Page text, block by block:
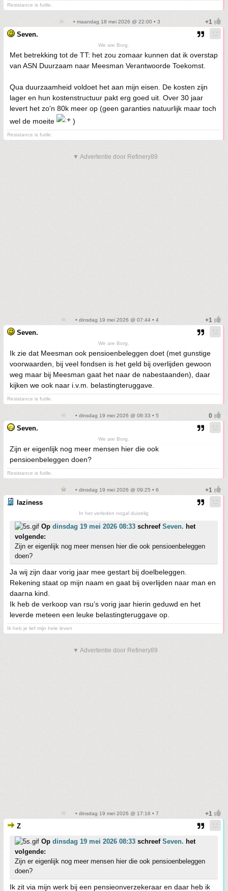
Resistance is futile.
• maandag 18 mei 2026 @ 22:00 • 3
Seven.
We are Borg.
Met betrekking tot de TT: het zou zomaar kunnen dat ik overstap
van ASN Duurzaam naar Meesman Verantwoorde Toekomst.
Qua duurzaamheid voldoet het aan mijn eisen. De kosten zijn
lager en hun kostenstructuur pakt erg goed uit. Over 30 jaar
levert het zo'n 80k meer op (geen garanties natuurlijk maar toch
wel de moeite
)
Resistance is futile.
▼ Advertentie door Refinery89
• dinsdag 19 mei 2026 @ 07:44 • 4
Seven.
We are Borg.
Ik zie dat Meesman ook pensioenbeleggen doet (met gunstige
voorwaarden, bij veel fondsen is het geld bij overlijden gewoon
weg maar bij Meesman gaat het naar de nabestaanden), daar
kijken we ook naar i.v.m. belastingteruggave.
Resistance is futile.
• dinsdag 19 mei 2026 @ 08:33 • 5
Seven.
We are Borg.
Zijn er eigenlijk nog meer mensen hier die ook
pensioenbeleggen doen?
Resistance is futile.
• dinsdag 19 mei 2026 @ 09:25 • 6
laziness
In het verleden nogal duizelig
Op dinsdag 19 mei 2026 08:33 schreef Seven. het
volgende:
Zijn er eigenlijk nog meer mensen hier die ook pensioenbeleggen
doen?
Ja wij zijn daar vorig jaar mee gestart bij doelbeleggen.
Rekening staat op mijn naam en gaat bij overlijden naar man en
daarna kind.
Ik heb de verkoop van rsu’s vorig jaar hierin geduwd en het
leverde meteen een leuke belastingteruggave op.
Ik heb je lief mijn hele leven
▼ Advertentie door Refinery89
• dinsdag 19 mei 2026 @ 17:16 • 7
Z
Op dinsdag 19 mei 2026 08:33 schreef Seven. het
volgende:
Zijn er eigenlijk nog meer mensen hier die ook pensioenbeleggen
doen?
Ik zit via mijn werk bij een pensieonverzekeraar en daar heb ik